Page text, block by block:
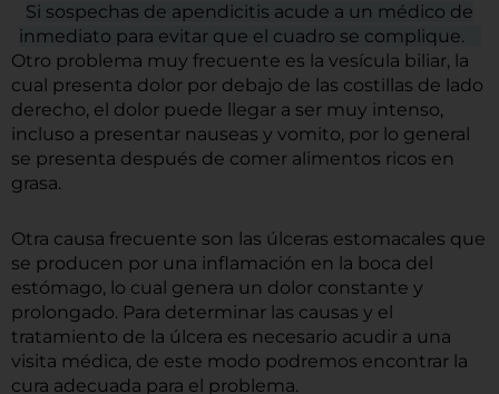
Si sospechas de apendicitis acude a un médico de
inmediato para evitar que el cuadro se complique.
Otro problema muy frecuente es la vesícula biliar, la
cual presenta dolor por debajo de las costillas de lado
derecho, el dolor puede llegar a ser muy intenso,
incluso a presentar nauseas y vomito, por lo general
se presenta después de comer alimentos ricos en
grasa.
Otra causa frecuente son las úlceras estomacales que
se producen por una inflamación en la boca del
estómago, lo cual genera un dolor constante y
prolongado. Para determinar las causas y el
tratamiento de la úlcera es necesario acudir a una
visita médica, de este modo podremos encontrar la
cura adecuada para el problema.